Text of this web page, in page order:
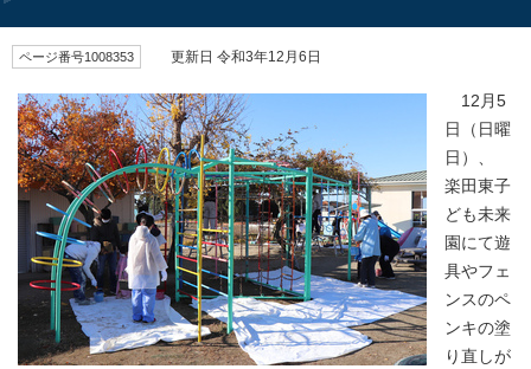
ページ番号1008353 更新日 令和3年12月6日
12月5
日（日曜
日）、
楽田東子
ども未来
園にて遊
具やフェ
ンスのペ
ンキの塗
り直しが